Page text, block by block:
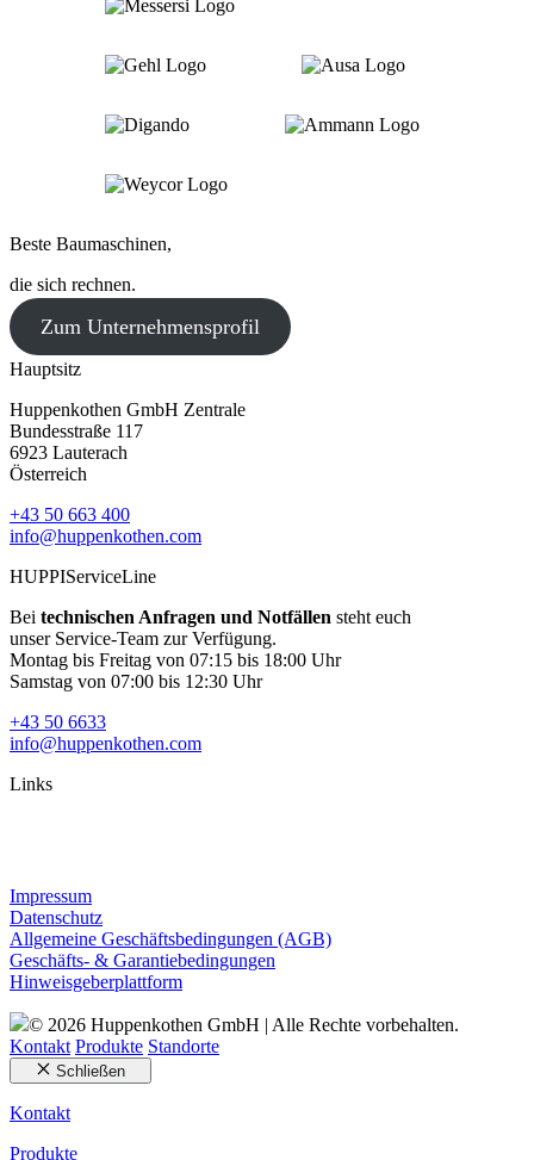
Beste Baumaschinen,
die sich rechnen.
Zum Unternehmensprofil
Hauptsitz
Huppenkothen GmbH Zentrale
Bundesstraße 117
6923 Lauterach
Österreich
+43 50 663 400
info@huppenkothen.com
HUPPIServiceLine
Bei technischen Anfragen und Notfällen steht euch
unser Service-Team zur Verfügung.
Montag bis Freitag von 07:15 bis 18:00 Uhr
Samstag von 07:00 bis 12:30 Uhr
+43 50 6633
info@huppenkothen.com
Links
Impressum
Datenschutz
Allgemeine Geschäftsbedingungen (AGB)
Geschäfts- & Garantiebedingungen
Hinweisgeberplattform
© 2026 Huppenkothen GmbH | Alle Rechte vorbehalten.
Kontakt Produkte Standorte
Schließen
Kontakt
Produkte